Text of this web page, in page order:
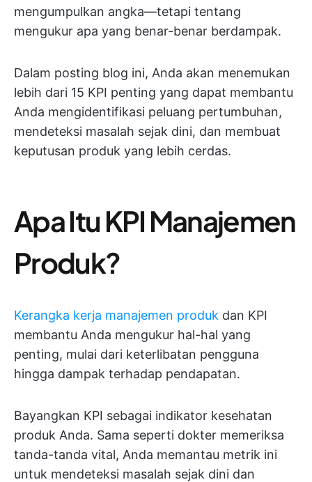
mengumpulkan angka—tetapi tentang
mengukur apa yang benar-benar berdampak.
Dalam posting blog ini, Anda akan menemukan
lebih dari 15 KPI penting yang dapat membantu
Anda mengidentifikasi peluang pertumbuhan,
mendeteksi masalah sejak dini, dan membuat
keputusan produk yang lebih cerdas.
Apa Itu KPI Manajemen
Produk?
Kerangka kerja manajemen produk dan KPI
membantu Anda mengukur hal-hal yang
penting, mulai dari keterlibatan pengguna
hingga dampak terhadap pendapatan.
Bayangkan KPI sebagai indikator kesehatan
produk Anda. Sama seperti dokter memeriksa
tanda-tanda vital, Anda memantau metrik ini
untuk mendeteksi masalah sejak dini dan